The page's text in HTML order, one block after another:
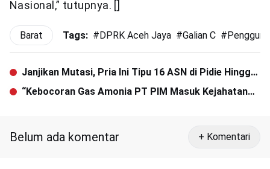
Nasional,” tutupnya. []
Barat Tags: #DPRK Aceh Jaya #Galian C #
Janjikan Mutasi, Pria Ini Tipu 16 ASN di Pidie Hingga
Ratusan Juta
“Kebocoran Gas Amonia PT PIM Masuk Kejahatan
Belum ada komentar + Komentari